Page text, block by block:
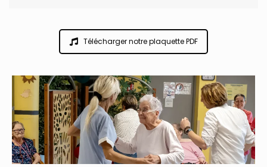
Télécharger notre plaquette PDF